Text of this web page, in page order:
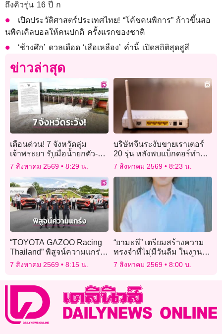
ถึงคิวรุ่น 16 ปี ก
เปิดประวัติศาสตร์ประเทศไทย! “โค้ชคนพิการ” ก้าวขึ้นสอ
นพิคเคิลบอลให้คนปกติ ครั้งแรกของชาติ
‘ช้างศึก’ ดวลเดือด ‘เสือเหลือง’ ค่ำนี้ เปิดสถิติสุดสูสี
ข่าวล่าสุด
เตือนด่วน! 7 จังหวัดลุ่ม
เจ้าพระยา รับมือน้ำยกตัว-
เฝ้าระวังริมน้ำใกล้ชิด
7 สิงหาคม 2569 8:29 น.
บริษัทจีนระงับขายเราเตอร์
20 รุ่น หลังพบแบ็กดอร์ทำ
เสี่ยงถูกเจาะระบบ
7 สิงหาคม 2569 8:23 น.
“TOYOTA GAZOO Racing
Thailand” พิสูจน์ความแกร่ง
พร้อมสู้ศึก “AXCR 2026”
7 สิงหาคม 2569 8:15 น.
“ยามะพี” เตรียมสร้างความ
ทรงจำที่ไม่มีวันลืม ในงาน
คอนเสิร์ตที่ไทยปลายปีนี้!
7 สิงหาคม 2569 8:00 น.